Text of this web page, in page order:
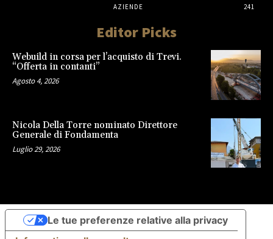
AZIENDE
241
Editor Picks
Webuild in corsa per l’acquisto di Trevi.
“Offerta in contanti”
Agosto 4, 2026
Nicola Della Torre nominato Direttore
Generale di Fondamenta
Luglio 29, 2026
Le tue preferenze relative alla privacy